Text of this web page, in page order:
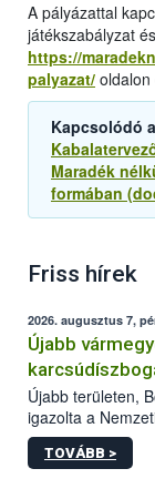
A pályázattal
játékszabályzat
https://
palyazat/ oldalon
Kapcsolódó
Maradék
formában
Friss hírek
2026. augusztus 7,
Újabb
Újabb területen,
igazolta a
kőrisrontó
kártevőt nem
TOVÁBB >